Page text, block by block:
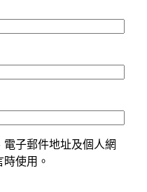
電子郵件地址及個人網
使用。